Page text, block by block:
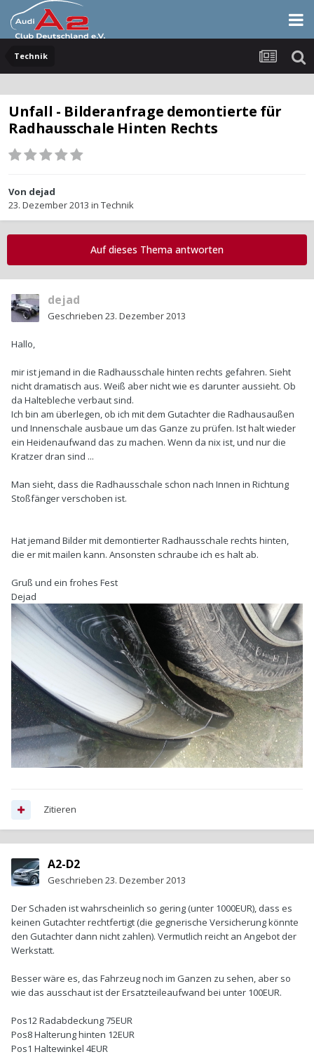
Technik
Unfall - Bilderanfrage demontierte für
Radhausschale Hinten Rechts
Von dejad
23. Dezember 2013 in Technik
Auf dieses Thema antworten
dejad
Geschrieben 23. Dezember 2013
Hallo,
mir ist jemand in die Radhausschale hinten rechts gefahren. Sieht
nicht dramatisch aus. Weiß aber nicht wie es darunter aussieht. Ob
da Haltebleche verbaut sind.
Ich bin am überlegen, ob ich mit dem Gutachter die Radhausaußen
und Innenschale ausbaue um das Ganze zu prüfen. Ist halt wieder
ein Heidenaufwand das zu machen. Wenn da nix ist, und nur die
Kratzer dran sind ...
Man sieht, dass die Radhausschale schon nach Innen in Richtung
Stoßfänger verschoben ist.
Hat jemand Bilder mit demontierter Radhausschale rechts hinten,
die er mit mailen kann. Ansonsten schraube ich es halt ab.
Gruß und ein frohes Fest
Dejad
Zitieren
A2-D2
Geschrieben 23. Dezember 2013
Der Schaden ist wahrscheinlich so gering (unter 1000EUR), dass es
keinen Gutachter rechtfertigt (die gegnerische Versicherung könnte
den Gutachter dann nicht zahlen). Vermutlich reicht an Angebot der
Werkstatt.
Besser wäre es, das Fahrzeug noch im Ganzen zu sehen, aber so
wie das ausschaut ist der Ersatzteileaufwand bei unter 100EUR.
Pos12 Radabdeckung 75EUR
Pos8 Halterung hinten 12EUR
Pos1 Haltewinkel 4EUR